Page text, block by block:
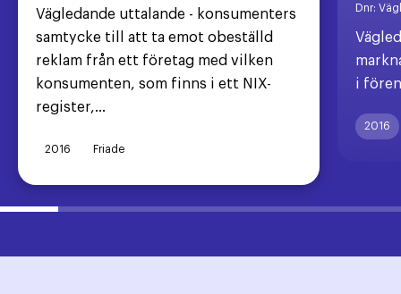
Vägledande uttalande - konsumenters
samtycke till att ta emot obeställd
reklam från ett företag med vilken
konsumenten, som finns i ett NIX-
register,...
2016 Friade
Dnr:
i
2016